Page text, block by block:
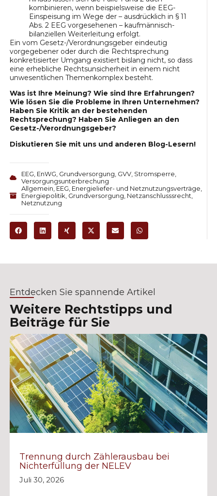
kombinieren, wenn beispielsweise die EEG-
Einspeisung im Wege der – ausdrücklich in § 11
Abs. 2 EEG vorgesehenen – kaufmännisch-
bilanziellen Weiterleitung erfolgt.
Ein vom Gesetz-/Verordnungsgeber eindeutig
vorgegebener oder durch die Rechtsprechung
konkretisierter Umgang existiert bislang nicht, so dass
eine erhebliche Rechtsunsicherheit in einem nicht
unwesentlichen Themenkomplex besteht.
Was ist Ihre Meinung? Wie sind Ihre Erfahrungen?
Wie lösen Sie die Probleme in Ihren Unternehmen?
Haben Sie Kritik an der bestehenden
Rechtsprechung? Haben Sie Anliegen an den
Gesetz-/Verordnungsgeber?
Diskutieren Sie mit uns und anderen Blog-Lesern!
EEG EnWG Grundversorgung GVV Stromsperre
Versorgungsunterbrechung
Allgemein EEG Energieliefer- und Netznutzungsverträge
Energiepolitik Grundversorgung Netzanschlusssrecht
Netznutzung
Entdecken Sie spannende Artikel
Weitere Rechtstipps und
Beiträge für Sie
Trennung durch Zählerausbau bei
Nichterfüllung der NELEV
Juli 30, 2026